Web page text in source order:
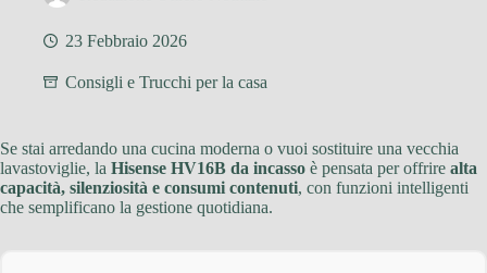
23 Febbraio 2026
Consigli e Trucchi per la casa
Se stai arredando una cucina moderna o vuoi sostituire una vecchia
lavastoviglie, la Hisense HV16B da incasso è pensata per offrire alta
capacità, silenziosità e consumi contenuti, con funzioni intelligenti
che semplificano la gestione quotidiana.